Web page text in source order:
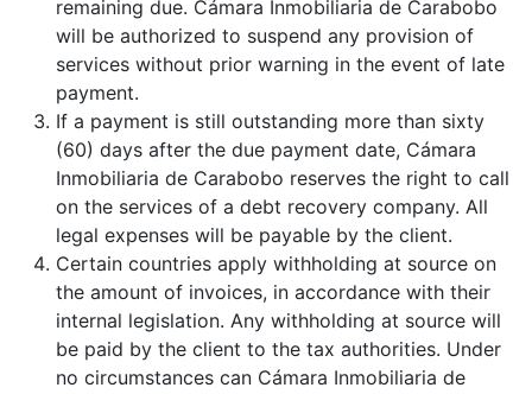
remaining due. Cámara Inmobiliaria de Carabobo
will be authorized to suspend any provision of
services without prior warning in the event of late
payment.
If a payment is still outstanding more than sixty
(60) days after the due payment date, Cámara
Inmobiliaria de Carabobo reserves the right to call
on the services of a debt recovery company. All
legal expenses will be payable by the client.
Certain countries apply withholding at source on
the amount of invoices, in accordance with their
internal legislation. Any withholding at source will
be paid by the client to the tax authorities. Under
no circumstances can Cámara Inmobiliaria de